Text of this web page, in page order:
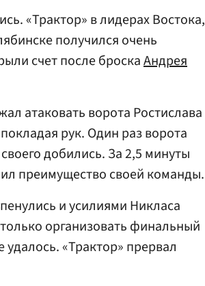
«Трактор» в лидерах Востока,
получился очень
счет после броскаАндрея
атаковать ворота Ростислава
рук. Один раз ворота
добились. За 2,5 минуты
преимущество своей команды.
и усилиями Никласа
организовать финальный
«Трактор» прервал